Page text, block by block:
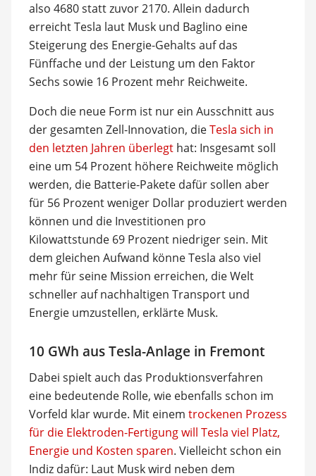
also 4680 statt zuvor 2170. Allein dadurch
erreicht Tesla laut Musk und Baglino eine
Steigerung des Energie-Gehalts auf das
Fünffache und der Leistung um den Faktor
Sechs sowie 16 Prozent mehr Reichweite.
Doch die neue Form ist nur ein Ausschnitt aus
der gesamten Zell-Innovation, dieTesla sich in
den letzten Jahren überlegthat: Insgesamt soll
eine um 54 Prozent höhere Reichweite möglich
werden, die Batterie-Pakete dafür sollen aber
für 56 Prozent weniger Dollar produziert werden
können und die Investitionen pro
Kilowattstunde 69 Prozent niedriger sein. Mit
dem gleichen Aufwand könne Tesla also viel
mehr für seine Mission erreichen, die Welt
schneller auf nachhaltigen Transport und
Energie umzustellen, erklärte Musk.
10 GWh aus Tesla-Anlage in Fremont
Dabei spielt auch das Produktionsverfahren
eine bedeutende Rolle, wie ebenfalls schon im
Vorfeld klar wurde. Mit einem trockenen Prozess
für die Elektroden-Fertigung will Tesla viel Platz,
Energie und Kosten sparen. Vielleicht schon ein
Indiz dafür: Laut Musk wird neben dem